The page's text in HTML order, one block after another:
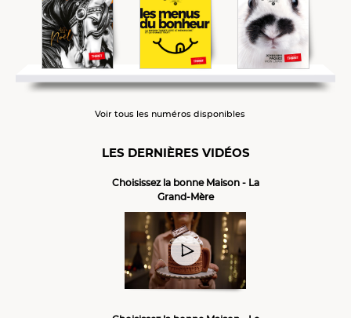
Voir tous les numéros disponibles
LES DERNIÈRES VIDÉOS
Choisissez la bonne Maison - La
Grand-Mère